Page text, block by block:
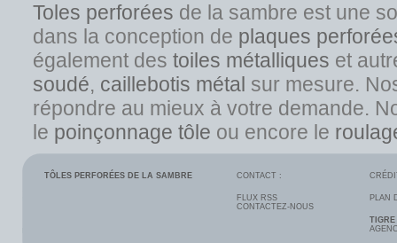
Toles perforées de la sambre est une
dans la conception de plaques
également destoiles métalliques et
soudé, caillebotis métal sur mesure.
répondre au mieux à votre demande.
le poinçonnage tôle ou encore le
TÔLES PERFORÉES DE LA SAMBRE CONTACT :
FLUX RSS
CONTACTEZ-NOUS
PLAN